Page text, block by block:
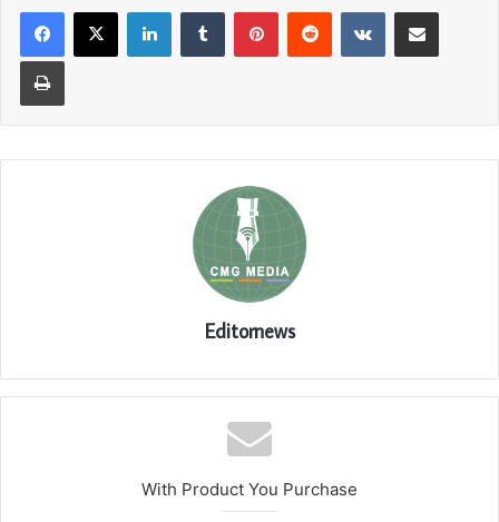
LinkedInTumblr PinterestReddit VKontakteShare via Email
Print
Editornews
With Product You Purchase